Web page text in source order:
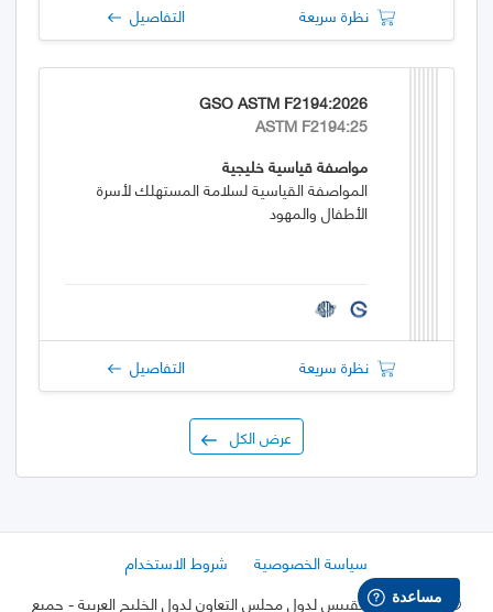
نظرة سريعة التفاصيل
GSO ASTM F2194:2026
ASTM F2194:25
مواصفة قياسية خليجية
المواصفة القياسية لسلامة المستهلك لأسرة
الأطفال والمهود
نظرة سريعة التفاصيل
عرض الكل
سياسة الخصوصية
شروط الاستخدام
© 2026 هيئة التقييس لدول مجلس التعاون لدول الخليج العربية - جميع